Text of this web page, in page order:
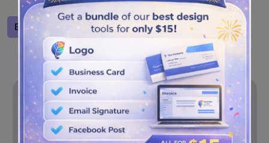
herunterladen.
Entwerfen Sie ein Logo